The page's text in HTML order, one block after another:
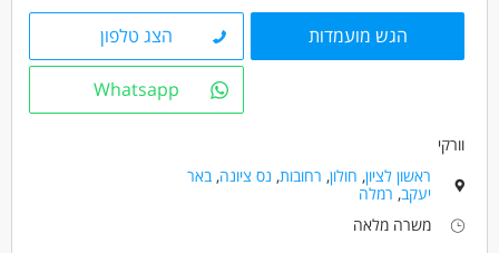
מאפייני משרההגש מועמדות הצג טלפון
Whatsapp
וורקי
ראשון לציון, חולון, רחובות, נס ציונה,באר
יעקב, רמלה
משרה מלאה